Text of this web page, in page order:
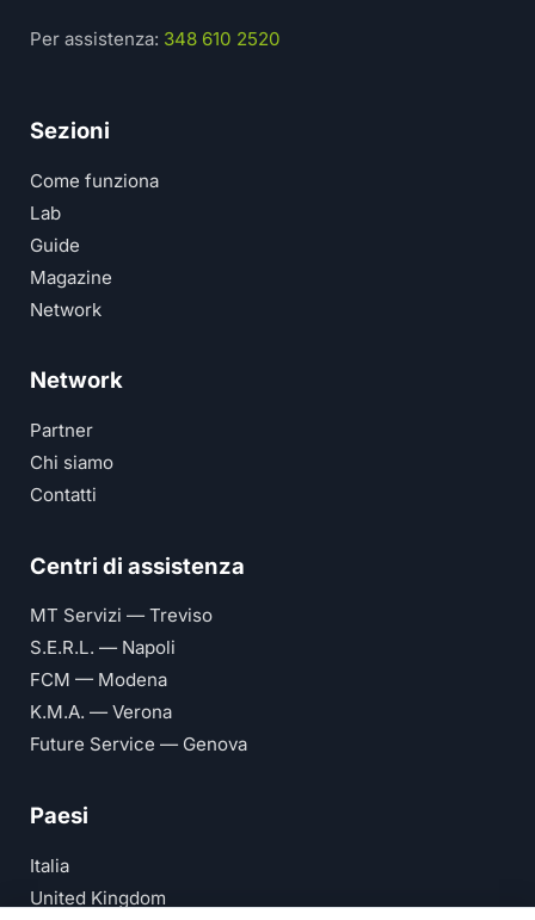
Per assistenza: 348 610 2520
Sezioni
Come funziona
Lab
Guide
Magazine
Network
Network
Partner
Chi siamo
Contatti
Centri di assistenza
MT Servizi — Treviso
S.E.R.L. — Napoli
FCM — Modena
K.M.A. — Verona
Future Service — Genova
Paesi
Italia
United Kingdom